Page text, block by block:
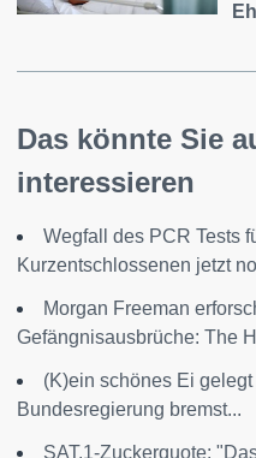
Das könnte Sie
interessieren
Wegfall des PCR Tests
Kurzentschlossenen jetzt
Morgan Freeman
Gefängnisausbrüche: The
(K)ein schönes Ei
Bundesregierung bremst...
SAT.1-Zuckerquote: